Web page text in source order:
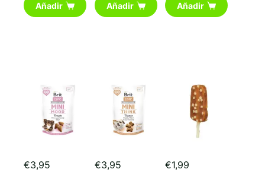
Añadir Añadir Añadir
€3,95 €3,95 €1,99